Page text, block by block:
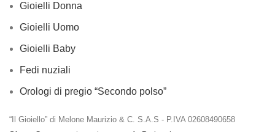
Gioielli Donna
Gioielli Uomo
Gioielli Baby
Fedi nuziali
Orologi di pregio “Secondo polso”
“Il Gioiello” di Melone Maurizio & C. S.A.S - P.IVA 02608490658